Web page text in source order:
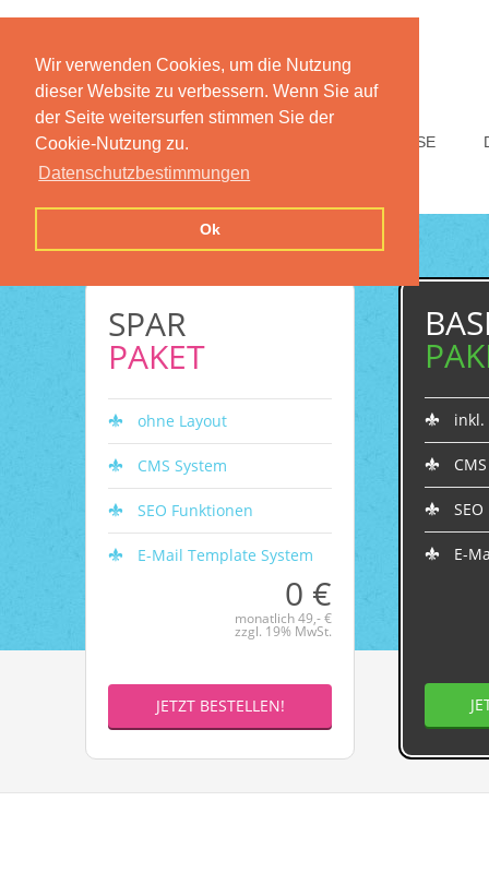
Wir verwenden Cookies, um die Nutzung
dieser Website zu verbessern. Wenn Sie auf
der Seite weitersurfen stimmen Sie der
Cookie-Nutzung zu.
Datenschutzbestimmungen
Ok
HOME PREISE
SPAR
PAKET
ohne Layout
CMS System
SEO Funktionen
E-Mail Template System
0 €
monatlich 49,- €
zzgl. 19% MwSt.
JETZT BESTELLEN!
inkl.
E-